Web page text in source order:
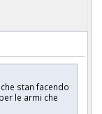
stan facendo
le armi che